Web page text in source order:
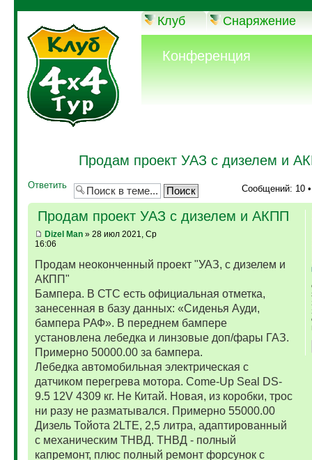
Клуб Снаряжение
Конференция
Продам проект УАЗ с дизелем и
Ответить Сообщений: 10
Продам проект УАЗ с дизелем и АКПП
Dizel Man» 28 июл 2021, Ср
16:06
Продам неоконченный проект "УАЗ, с дизелем и
АКПП"
Бампера. В СТС есть официальная отметка,
занесенная в базу данных: «Сиденья Ауди,
бампера РАФ». В переднем бампере
установлена лебедка и линзовые доп/фары ГАЗ.
Примерно 50000.00 за бампера.
Лебедка автомобильная электрическая с
датчиком перегрева мотора. Come-Up Seal DS-
9.5 12V 4309 кг. Не Китай. Новая, из коробки, трос
ни разу не разматывался. Примерно 55000.00
Дизель Тойота 2LTE, 2,5 литра, адаптированный
с механическим ТНВД. ТНВД - полный
капремонт, плюс полный ремонт форсунок с